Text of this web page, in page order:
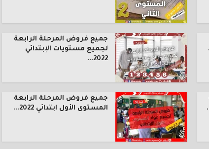
جميع فروض المرحلة الرابعة
لجميع مستويات الإبتدائي
2022...
جميع فروض المرحلة الرابعة
المستوى الأول ابتدائي 2022...